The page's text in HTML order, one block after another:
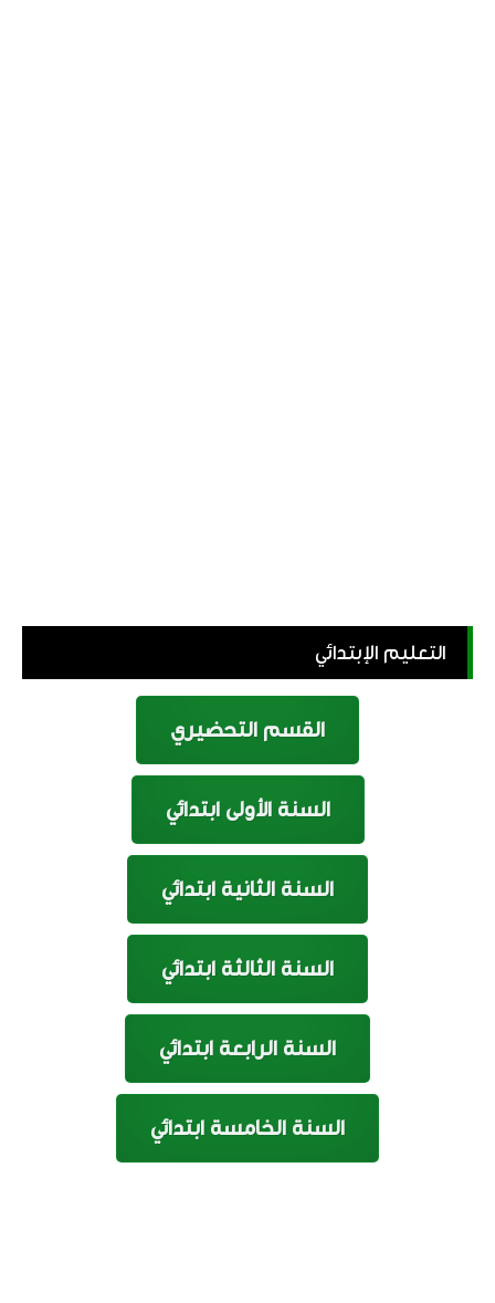
التعليم الإبتدائي
القسم التحضيري
السنة الأولى ابتدائي
السنة الثانية ابتدائي
السنة الثالثة ابتدائي
السنة الرابعة ابتدائي
السنة الخامسة ابتدائي